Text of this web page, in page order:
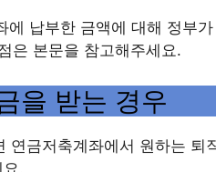
에 납부한 금액에 대해 정부
은 본문을 참고해주세요.
을 받는 경우
연금저축계좌에서 원하는 퇴
.